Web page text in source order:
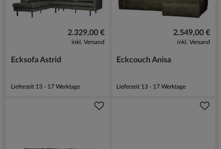
2.329,00 €
inkl. Versand
Ecksofa Astrid
Lieferzeit 13 - 17 Werktage
2.549,00 €
inkl. Versand
Eckcouch Anisa
Lieferzeit 13 - 17 Werktage